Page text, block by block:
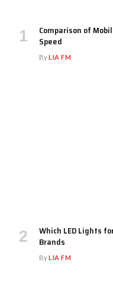
Comparison of
Speed
ByLIA FM
Which LED Lights
Brands
ByLIA FM